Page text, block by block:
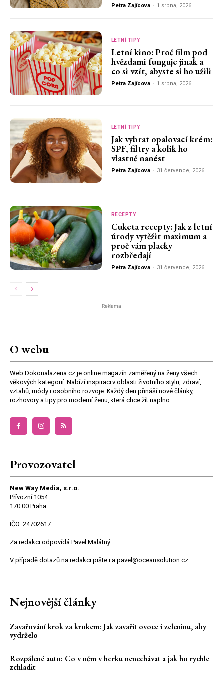
Petra Zajícova - 1 srpna, 2026
LETNÍ TIPY
Letní kino: Proč film pod
hvězdami funguje jinak a
co si vzít, abyste si ho užili
Petra Zajícova - 1 srpna, 2026
LETNÍ TIPY
Jak vybrat opalovací krém:
SPF, filtry a kolik ho
vlastně nanést
Petra Zajícova - 31 července, 2026
RECEPTY
Cuketa recepty: Jak z letní
úrody vytěžit maximum a
proč vám placky
rozbředají
Petra Zajícova - 31 července, 2026
Reklama
O webu
Web Dokonalazena.cz je online magazín zaměřený na ženy všech
věkových kategorií. Nabízí inspiraci v oblasti životního stylu, zdraví,
vztahů, módy i osobního rozvoje. Každý den přináší nové články,
rozhovory a tipy pro moderní ženu, která chce žít naplno.
Provozovatel
New Way Media, s.r.o.
Přívozní 1054
170 00 Praha
.
IČO: 24702617
Za redakci odpovídá Pavel Malátný.
V případě dotazů na redakci pište na pavel@oceansolution.cz.
Nejnovější články
Zavařování krok za krokem: Jak zavařit ovoce i zeleninu, aby
vydrželo
Rozpálené auto: Co v něm v horku nenechávat a jak ho rychle
zchladit